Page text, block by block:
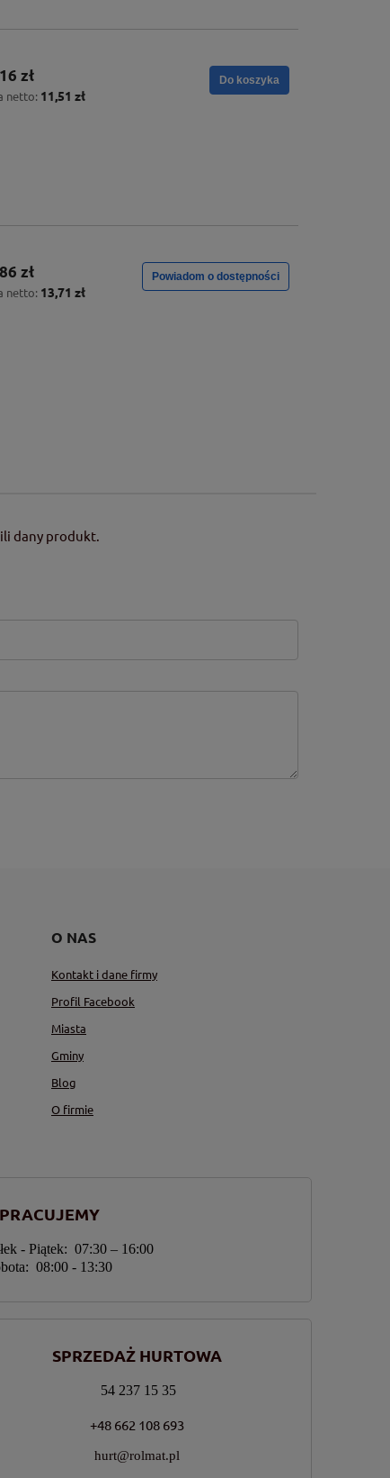
zł
netto: 11,51 zł
Do koszyka
zł
netto: 13,71 zł
Powiadom o dostępności
dany produkt.
O NAS
Kontakt i dane firmy
Profil Facebook
Miasta
Gminy
Blog
O firmie
PRACUJEMY
- Piątek: 07:30 – 16:00
08:00 - 13:30
SPRZEDAŻ HURTOWA
54 237 15 35
+48 662 108 693
hurt@rolmat.pl